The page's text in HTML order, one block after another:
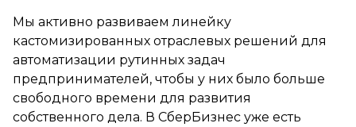
Мы активно развиваем линейку
кастомизированных отраслевых решений для
автоматизации рутинных задач
предпринимателей, чтобы у них было больше
свободного времени для развития
собственного дела. В СберБизнес уже есть